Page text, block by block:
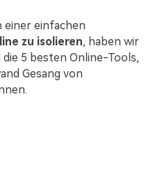
einer einfachen
zu isolieren, haben wir
5 besten Online-Tools,
Gesang von